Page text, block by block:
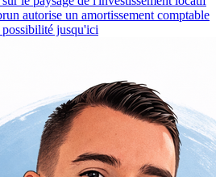
autorise un amortissement comptable
possibilité jusqu'ici